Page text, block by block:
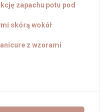
zapachu potu pod
skórą wokół
z wzorami